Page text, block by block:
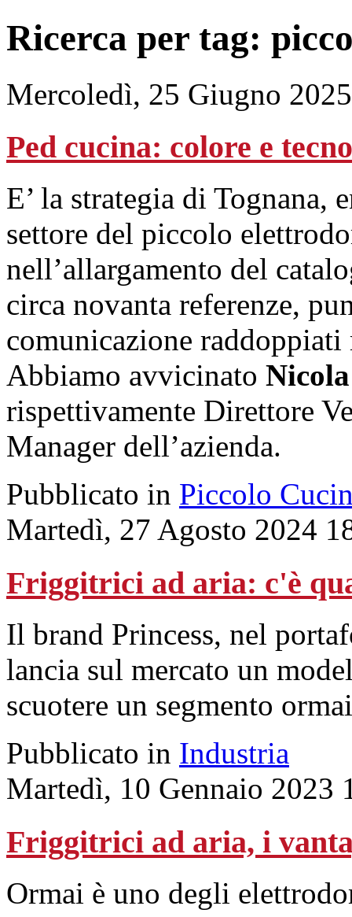
Ricerca per tag:
Mercoledì, 25 Giugno
Ped cucina: colore e
E’ la strategia di Tognana,
settore del piccolo
nell’allargamento del
circa novanta referenze,
comunicazione
Abbiamo avvicinato
rispettivamente Direttore
Manager dell’azienda.
Pubblicato in Piccolo
Martedì, 27 Agosto 2024
Friggitrici ad aria: c'è
Il brand Princess, nel
lancia sul mercato un
scuotere un segmento
Pubblicato in Industria
Martedì, 10 Gennaio 2023
Friggitrici ad aria, i
Ormai è uno degli